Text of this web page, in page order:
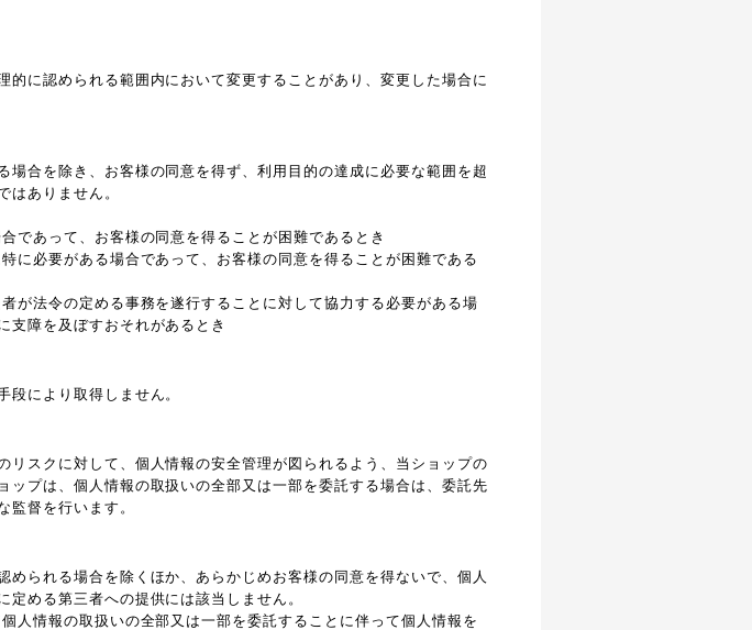
に認められる範囲内において変更することがあり、変更した場合に
合を除き、お客様の同意を得ず、利用目的の達成に必要な範囲を超
はありません。
であって、お客様の同意を得ることが困難であるとき
に必要がある場合であって、お客様の同意を得ることが困難である
が法令の定める事務を遂行することに対して協力する必要がある場
支障を及ぼすおそれがあるとき
段により取得しません。
スクに対して、個人情報の安全管理が図られるよう、当ショップの
プは、個人情報の取扱いの全部又は一部を委託する場合は、委託先
監督を行います。
られる場合を除くほか、あらかじめお客様の同意を得ないで、個人
める第三者への提供には該当しません。
人情報の取扱いの全部又は一部を委託することに伴って個人情報を